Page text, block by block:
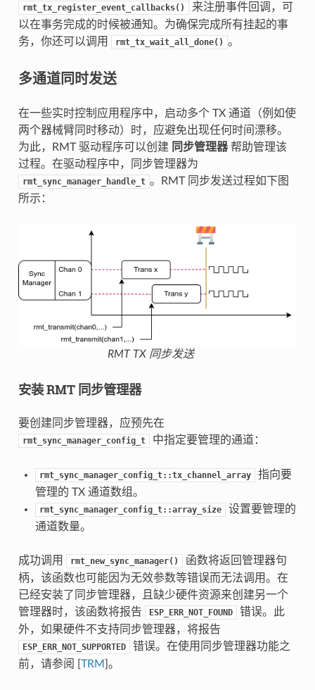
rmt_tx_register_event_callbacks()
来注册事件回调，可
以在事务完成的时候被通知。为确保完成所有挂起的事
务，你还可以调用
rmt_tx_wait_all_done() 。
多通道同时发送
在一些实时控制应用程序中，启动多个 TX 通道（例如使
两个器械臂同时移动）时，应避免出现任何时间漂移。
为此，RMT 驱动程序可以创建 同步管理器帮助管理该
过程。在驱动程序中，同步管理器为
rmt_sync_manager_handle_t 。RMT 同步发送过程如下图
所示：
RMT TX 同步发送
安装 RMT 同步管理器
要创建同步管理器，应预先在
rmt_sync_manager_config_t 中指定要管理的通道：
rmt_sync_manager_config_t::tx_channel_array
指向要
管理的 TX 通道数组。
rmt_sync_manager_config_t::array_size
设置要管理的
通道数量。
成功调用 rmt_new_sync_manager()
函数将返回管理器句
柄，该函数也可能因为无效参数等错误而无法调用。在
已经安装了同步管理器，且缺少硬件资源来创建另一个
管理器时，该函数将报告
ESP_ERR_NOT_FOUND
错误。此
外，如果硬件不支持同步管理器，将报告
ESP_ERR_NOT_SUPPORTED
错误。在使用同步管理器功能之
前，请参阅 [ TRM ]。